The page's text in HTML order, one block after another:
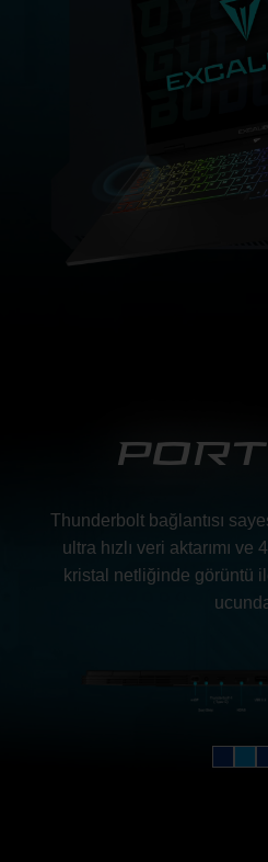
Thunderbolt bağlantısı
ultra hızlı veri aktarımı
kristal netliğinde görüntü